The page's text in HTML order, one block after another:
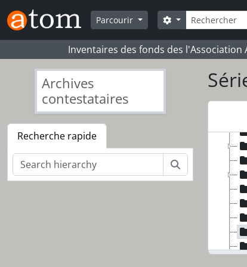
Skip to main content
Parcourir
Rechercher
Search options
Inventaires des fonds des
Archives
contestataires
Recherche rapide
Rechercher